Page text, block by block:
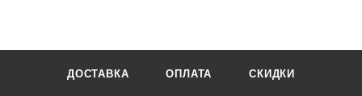
ДОСТАВКА ОПЛАТА СКИДКИ